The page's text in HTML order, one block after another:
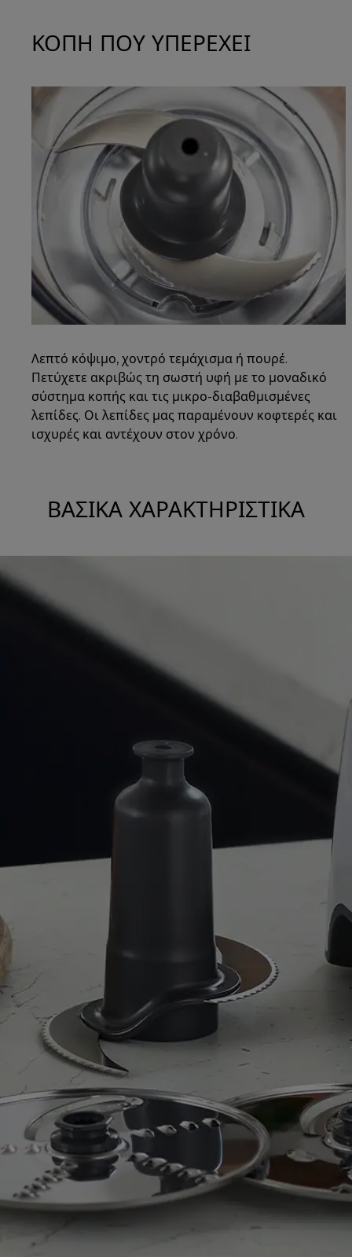
ΚΟΠΗ ΠΟΥ ΥΠΕΡΕΧΕΙ
Λεπτό κόψιμο, χοντρό τεμάχισμα ή πουρέ.
Πετύχετε ακριβώς τη σωστή υφή με το μοναδικό
σύστημα κοπής και τις μικρο-διαβαθμισμένες
λεπίδες. Οι λεπίδες μας παραμένουν κοφτερές και
ισχυρές και αντέχουν στον χρόνο.
ΒΑΣΙΚΆ ΧΑΡΑΚΤΗΡΙΣΤΙΚΆ